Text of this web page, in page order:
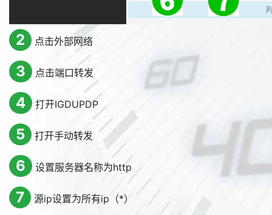
2 点击外部网络
3 点击端口转发
4 打开IGDUPDP
5 打开手动转发
6 设置服务器名称为http
7 源ip设置为所有ip（*）